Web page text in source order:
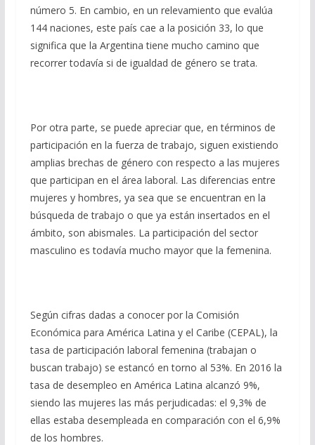
número 5. En cambio, en un relevamiento que evalúa
144 naciones, este país cae a la posición 33, lo que
significa que la Argentina tiene mucho camino que
recorrer todavía si de igualdad de género se trata.
Por otra parte, se puede apreciar que, en términos de
participación en la fuerza de trabajo, siguen existiendo
amplias brechas de género con respecto a las mujeres
que participan en el área laboral. Las diferencias entre
mujeres y hombres, ya sea que se encuentran en la
búsqueda de trabajo o que ya están insertados en el
ámbito, son abismales. La participación del sector
masculino es todavía mucho mayor que la femenina.
Según cifras dadas a conocer por la Comisión
Económica para América Latina y el Caribe (CEPAL), la
tasa de participación laboral femenina (trabajan o
buscan trabajo) se estancó en torno al 53%. En 2016 la
tasa de desempleo en América Latina alcanzó 9%,
siendo las mujeres las más perjudicadas: el 9,3% de
ellas estaba desempleada en comparación con el 6,9%
de los hombres.